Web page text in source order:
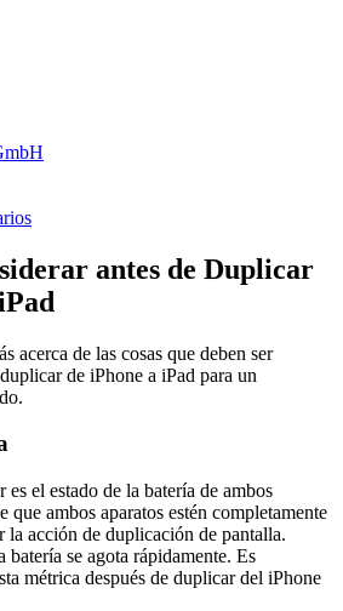
antes de Duplicar
acerca de las cosas que deben ser
de iPhone a iPad para un
el estado de la batería de ambos
que ambos aparatos estén completamente
la acción de duplicación de pantalla.
se agota rápidamente. Es
métrica después de duplicar del iPhone